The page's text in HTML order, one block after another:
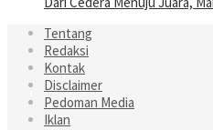
Tentang
Redaksi
Kontak
Disclaimer
Pedoman Media
Iklan